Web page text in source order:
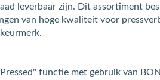
leverbaar zijn. Dit assortiment
van hoge kwaliteit voor
functie met gebruik van